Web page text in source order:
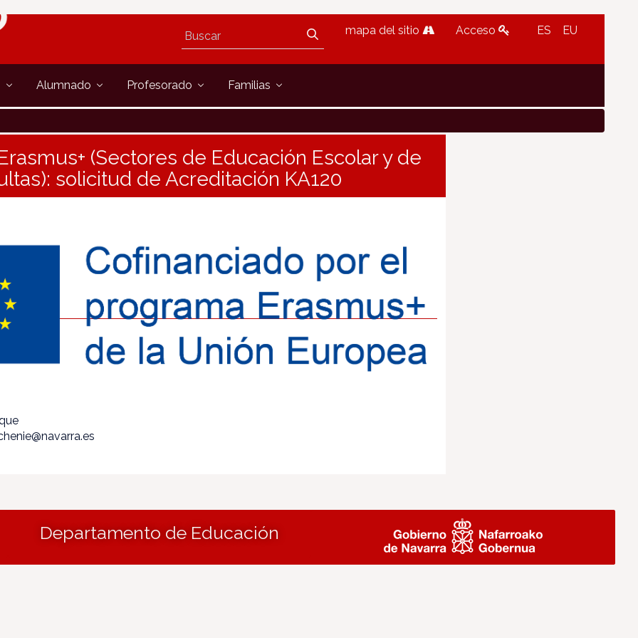
mapa del sitio Acceso ES EU
Alumnado Profesorado Familias
(Sectores de Educación Escolar y de
solicitud de Acreditación KA120
Departamento de Educación